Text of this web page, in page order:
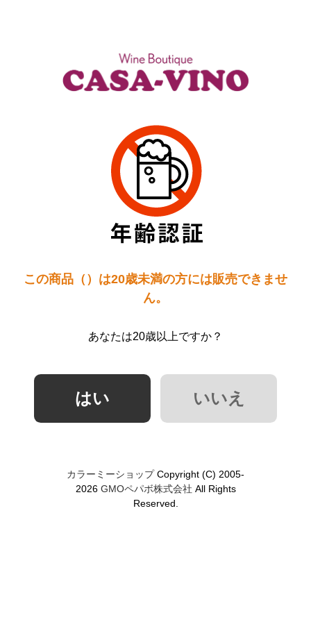
この商品（）は20歳未満の方には販売できませ
ん。
あなたは20歳以上ですか？
カラーミーショップCopyright (C) 2005-
2026 GMOペパボ株式会社 All Rights
Reserved.